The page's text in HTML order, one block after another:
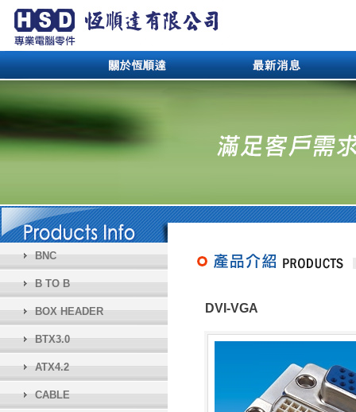
BNC
B TO B
BOX HEADER
BTX3.0
ATX4.2
CABLE
DVI-VGA